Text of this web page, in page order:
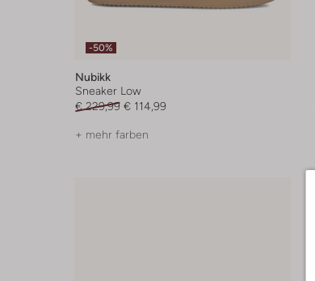
-50%
Nubikk
Sneaker Low
€ 229,99 € 114,99
+ mehr farben